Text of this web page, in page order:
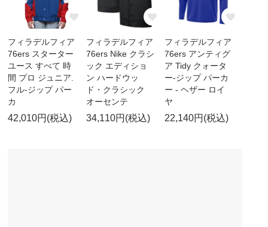
フィラデルフィア
76ers スターター
ユース すべて 時
間 プロ ジュニア.
フル-ジップ パー
カ
42,010円(税込)
フィラデルフィア
76ers Nike クラシ
ック エディショ
ン ハードウッ
ド・クラシック
オーセンテ
34,110円(税込)
フィラデルフィア
76ers アンティグ
ア Tidy クォータ
ー-ジップ パーカ
ー - ヘザー ロイ
ヤ
22,140円(税込)